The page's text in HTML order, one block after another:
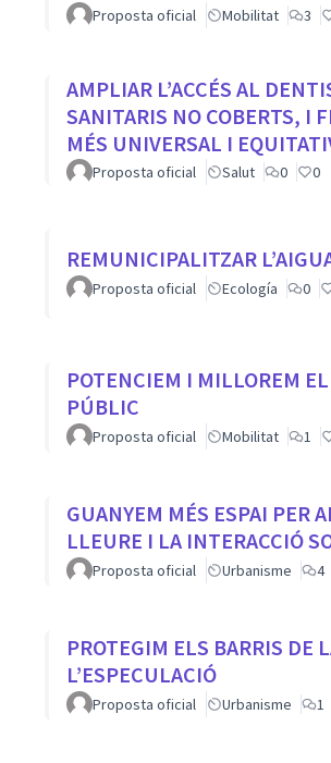
Proposta oficial Mobilitat 3
AMPLIAR L’ACCÉS AL
SANITARIS NO COBERTS, I
MÉS UNIVERSAL I
Proposta oficial Salut 0 0
REMUNICIPALITZAR
Proposta oficial Ecología 0
POTENCIEM I MILLOREM
PÚBLIC
Proposta oficial Mobilitat 1
GUANYEM MÉS ESPAI PER
LLEURE I LA INTERACCIÓ
Proposta oficial Urbanisme 4
PROTEGIM ELS BARRIS DE
L’ESPECULACIÓ
Proposta oficial Urbanisme 1